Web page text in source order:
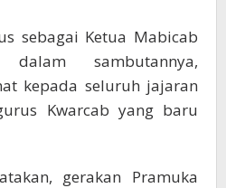
sebagai Ketua Mabicab
sambutannya,
kepada seluruh jajaran
Kwarcab yang baru
gerakan Pramuka